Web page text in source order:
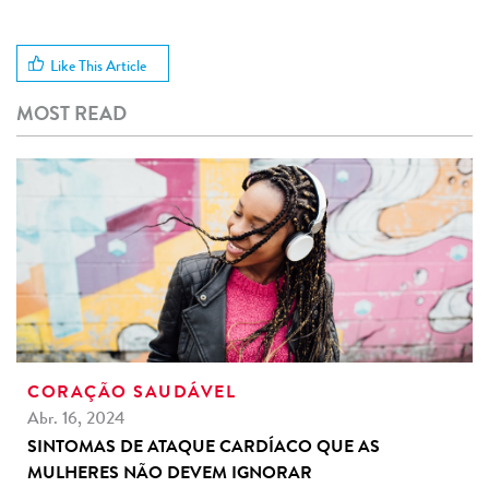
Like This Article
MOST READ
CORAÇÃO SAUDÁVEL
Abr. 16, 2024
SINTOMAS DE ATAQUE CARDÍACO QUE AS
MULHERES NÃO DEVEM IGNORAR